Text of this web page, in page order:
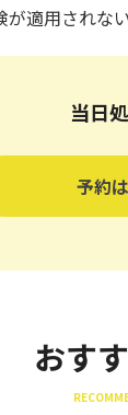
適用されな
当日
予約
おす